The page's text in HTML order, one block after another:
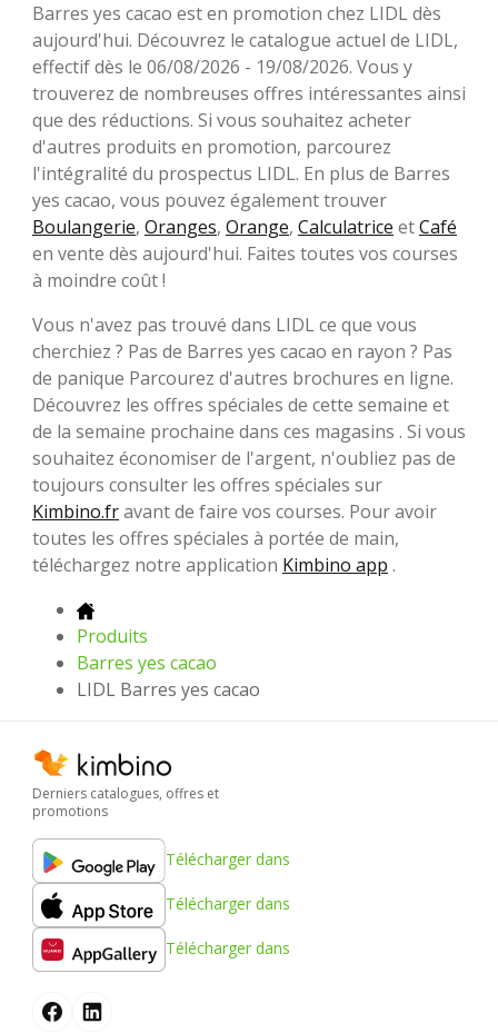
Barres yes cacao est en promotion chez LIDL dès
aujourd'hui. Découvrez le catalogue actuel de LIDL,
effectif dès le 06/08/2026 - 19/08/2026. Vous y
trouverez de nombreuses offres intéressantes ainsi
que des réductions. Si vous souhaitez acheter
d'autres produits en promotion, parcourez
l'intégralité du prospectus LIDL. En plus de Barres
yes cacao, vous pouvez également trouver
Boulangerie, Oranges, Orange, Calculatrice etCafé
en vente dès aujourd'hui. Faites toutes vos courses
à moindre coût !
Vous n'avez pas trouvé dans LIDL ce que vous
cherchiez ? Pas de Barres yes cacao en rayon ? Pas
de panique Parcourez d'autres brochures en ligne.
Découvrez les offres spéciales de cette semaine et
de la semaine prochaine dans ces magasins . Si vous
souhaitez économiser de l'argent, n'oubliez pas de
toujours consulter les offres spéciales sur
Kimbino.fravant de faire vos courses. Pour avoir
toutes les offres spéciales à portée de main,
téléchargez notre application Kimbino app .
Produits
Barres yes cacao
LIDL Barres yes cacao
Derniers catalogues, offres et
promotions
Télécharger dans
Télécharger dans
Télécharger dans